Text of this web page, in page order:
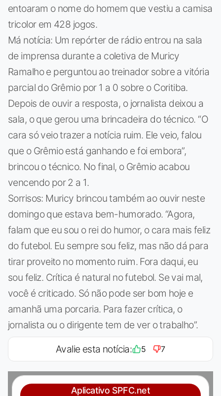
entoaram o nome do homem que vestiu a camisa
tricolor em 428 jogos.
Má notícia: Um repórter de rádio entrou na sala
de imprensa durante a coletiva de Muricy
Ramalho e perguntou ao treinador sobre a vitória
parcial do Grêmio por 1 a 0 sobre o Coritiba.
Depois de ouvir a resposta, o jornalista deixou a
sala, o que gerou uma brincadeira do técnico. “O
cara só veio trazer a notícia ruim. Ele veio, falou
que o Grêmio está ganhando e foi embora”,
brincou o técnico. No final, o Grêmio acabou
vencendo por 2 a 1.
Sorrisos: Muricy brincou também ao ouvir neste
domingo que estava bem-humorado. “Agora,
falam que eu sou o rei do humor, o cara mais feliz
do futebol. Eu sempre sou feliz, mas não dá para
tirar proveito no momento ruim. Fora daqui, eu
sou feliz. Crítica é natural no futebol. Se vai mal,
você é criticado. Só não pode ser bom hoje e
amanhã uma porcaria. Para fazer crítica, o
jornalista ou o dirigente tem de ver o trabalho”.
Avalie esta notícia: 5 7
Aplicativo SPFC.net